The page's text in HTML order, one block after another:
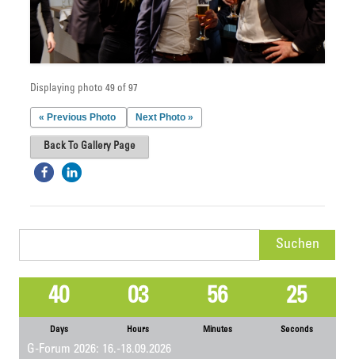
Displaying photo 49 of 97
« Previous Photo Next Photo »
Back To Gallery Page
40
Days
03
Hours
56
Minutes
25
Seconds
G-Forum 2026: 16.-18.09.2026